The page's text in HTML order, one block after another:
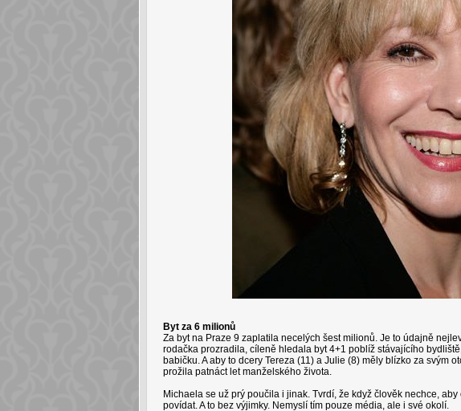
Byt za 6 milionů
Za byt na Praze 9 zaplatila necelých šest milionů. Je to údajně
rodačka prozradila, cíleně hledala byt 4+1 poblíž stávajícího
babičku. A aby to dcery Tereza (11) a Julie (8) měly blízko za svým
prožila patnáct let manželského života.
Michaela se už prý poučila i jinak. Tvrdí, že když člověk nechce,
povídat. A to bez výjimky. Nemyslí tím pouze média, ale i své okolí.